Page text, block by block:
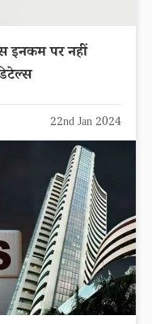
इनकम पर नहीं
22nd Jan 2024